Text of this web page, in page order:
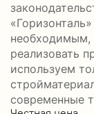
необходимым,
реализовать
используем
современные